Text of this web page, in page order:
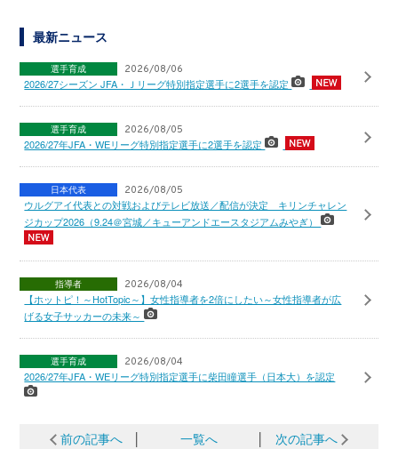
最新ニュース
選手育成 2026/08/06
2026/27シーズン JFA・Ｊリーグ特別指定選手に2選手を認定
選手育成 2026/08/05
2026/27年JFA・WEリーグ特別指定選手に2選手を認定
日本代表 2026/08/05
ウルグアイ代表との対戦およびテレビ放送／配信が決定 キリンチャレン
ジカップ2026（9.24＠宮城／キューアンドエースタジアムみやぎ）
指導者 2026/08/04
【ホットピ！～HotTopic～】女性指導者を2倍にしたい～女性指導者が広
げる女子サッカーの未来～
選手育成 2026/08/04
2026/27年JFA・WEリーグ特別指定選手に柴田瞳選手（日本大）を認定
前の記事へ 一覧へ 次の記事へ